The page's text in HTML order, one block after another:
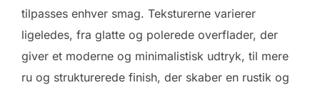
tilpasses enhver smag. Teksturerne varierer
ligeledes, fra glatte og polerede overflader, der
giver et moderne og minimalistisk udtryk, til mere
ru og strukturerede finish, der skaber en rustik og